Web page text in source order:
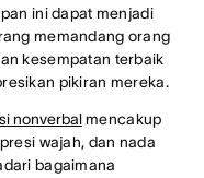
ini dapat menjadi
memandang orang
kesempatan terbaik
pikiran mereka.
nonverbalmencakup
wajah, dan nada
bagaimana